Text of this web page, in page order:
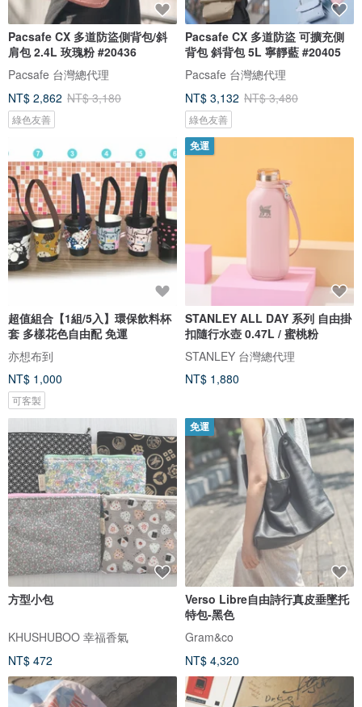
Pacsafe CX 多道防盜側背包/斜
肩包 2.4L 玫瑰粉 #20436
Pacsafe 台灣總代理
NT$ 2,862 NT$ 3,180
綠色友善
Pacsafe CX 多道防盜 可擴充側
背包 斜背包 5L 寧靜藍 #20405
Pacsafe 台灣總代理
NT$ 3,132 NT$ 3,480
綠色友善
超值組合【1組/5入】環保飲料杯
套 多樣花色自由配 免運
亦想布到
NT$ 1,000
可客製
免運
STANLEY ALL DAY 系列 自由掛
扣隨行水壺 0.47L / 蜜桃粉
STANLEY 台灣總代理
NT$ 1,880
方型小包
KHUSHUBOO 幸福香氣
NT$ 472
免運
Verso Libre自由詩行真皮垂墜托
特包-黑色
Gram&co
NT$ 4,320